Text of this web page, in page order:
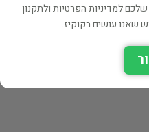
למדיניות הפרטיות ולתקנון
שאנו עושים בקוקיז.